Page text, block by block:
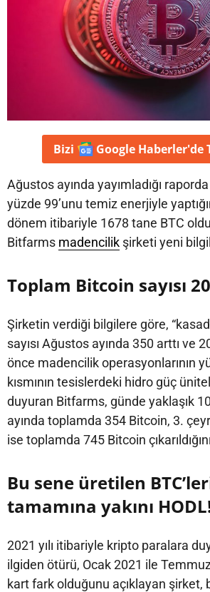
Bizi Google Haberler'de
Ağustos ayında yayımladığı
yüzde 99’unu temiz enerjiyle
dönem itibariyle 1678 tane BTC
Bitfarms madencilik şirketi yeni
Toplam Bitcoin sayısı
Şirketin verdiği bilgilere göre,
sayısı Ağustos ayında 350 arttı ve
önce madencilik operasyonlarının
kısmının tesislerdeki hidro güç
duyuran Bitfarms, günde yaklaşık
ayında toplamda 354 Bitcoin, 3.
ise toplamda 745 Bitcoin
Bu sene üretilen
tamamına yakını
2021 yılı itibariyle kripto paralara
ilgiden ötürü, Ocak 2021 ile
kart fark olduğunu açıklayan şirket,